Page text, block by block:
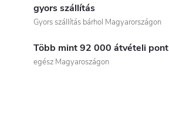
gyors szállítás
Gyors szállítás bárhol Magyarországon
Több mint 92 000 átvételi pont
egész Magyaroszágon